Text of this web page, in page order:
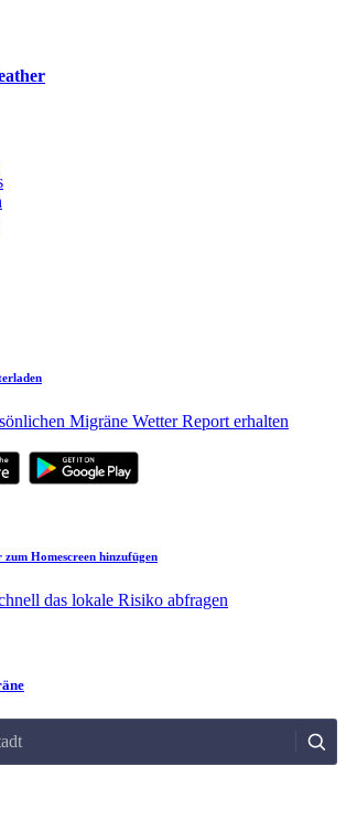
Migräne Wetter Report erhalten
Homescreen hinzufügen
das lokale Risiko abfragen